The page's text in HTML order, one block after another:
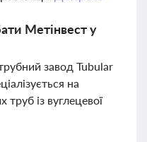
Метінвест у
завод Tubular
на
труб із вуглецевої